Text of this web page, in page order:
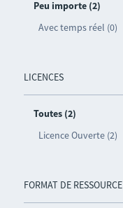
Peu importe (2)
Avec temps réel (0)
LICENCES
Toutes (2)
Licence Ouverte (2)
FORMAT DE RESSOURCE